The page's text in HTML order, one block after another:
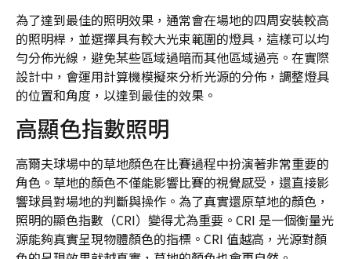
為了達到最佳的照明效果，通常會在場地的四周安裝較高
的照明桿，並選擇具有較大光束範圍的燈具，這樣可以均
勻分佈光線，避免某些區域過暗而其他區域過亮。在實際
設計中，會運用計算機模擬來分析光源的分佈，調整燈具
的位置和角度，以達到最佳的效果。
高顯色指數照明
高爾夫球場中的草地顏色在比賽過程中扮演著非常重要的
角色。草地的顏色不僅能影響比賽的視覺感受，還直接影
響球員對場地的判斷與操作。為了真實還原草地的顏色，
照明的顯色指數（CRI）變得尤為重要。CRI 是一個衡量光
源能夠真實呈現物體顏色的指標。CRI 值越高，光源對顏